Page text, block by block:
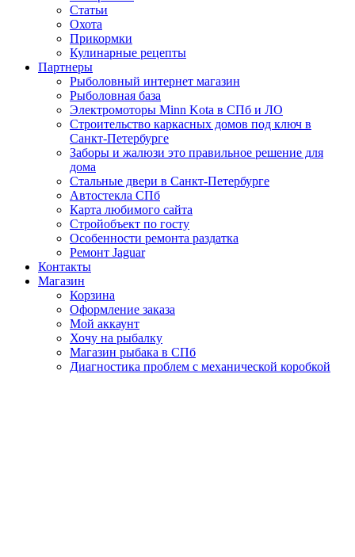
Статьи
Охота
Прикормки
Кулинарные рецепты
Партнеры
Рыболовный интернет магазин
Рыболовная база
Электромоторы Minn Kota в СПб и ЛО
Строительство каркасных домов под ключ в
Санкт-Петербурге
Заборы и жалюзи это правильное решение для
дома
Стальные двери в Санкт-Петербурге
Автостекла СПб
Карта любимого сайта
Стройобъект по госту
Особенности ремонта раздатка
Ремонт Jaguar
Контакты
Магазин
Корзина
Оформление заказа
Мой аккаунт
Хочу на рыбалку
Магазин рыбака в СПб
Диагностика проблем с механической коробкой